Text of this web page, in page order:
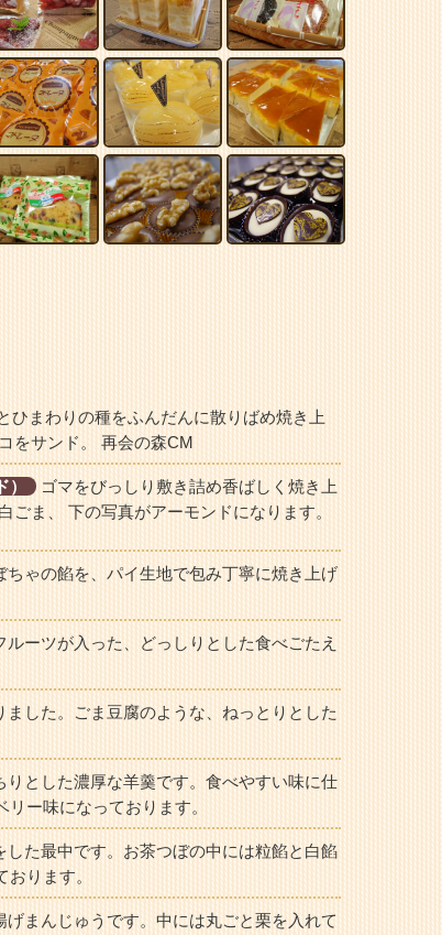
ひまわりの種をふんだんに散りばめ焼き上
をサンド。 再会の森CM
ゴマをびっしり敷き詰め香ばしく焼き上
ごま、 下の写真がアーモンドになります。
ゃの餡を、パイ生地で包み丁寧に焼き上げ
ーツが入った、どっしりとした食べごたえ
した。ごま豆腐のような、ねっとりとした
とした濃厚な羊羹です。食べやすい味に仕
リー味になっております。
た最中です。お茶つぼの中には粒餡と白餡
おります。
まんじゅうです。中には丸ごと栗を入れて